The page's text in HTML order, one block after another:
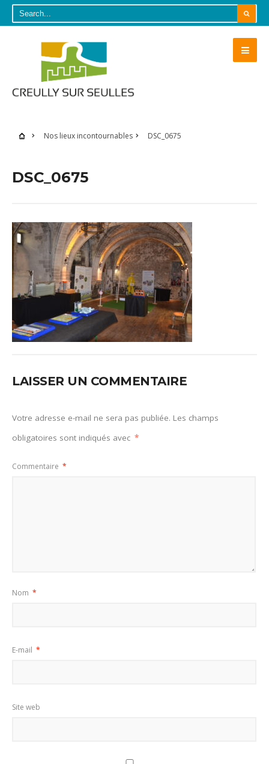
Nos lieux incontournables DSC_0675
DSC_0675
LAISSER UN COMMENTAIRE
Votre adresse e-mail ne sera pas publiée. Les champs
obligatoires sont indiqués avec *
Commentaire *
Nom *
E-mail *
Site web